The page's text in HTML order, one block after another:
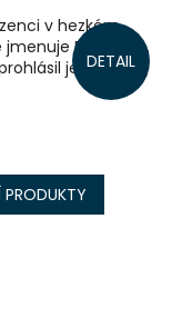
DETAIL
v hezkém
Pošťácká.
jednou